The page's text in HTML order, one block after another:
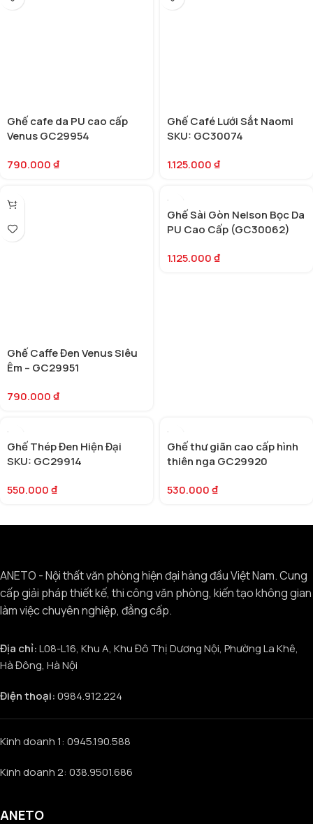
Ghế cafe da PU cao cấp
Venus GC29954
790.000₫
Ghế Café Lưới Sắt Naomi
SKU: GC30074
1.125.000₫
Ghế Caffe Đen Venus Siêu
Êm – GC29951
790.000₫
Ghế Sài Gòn Nelson Bọc Da
PU Cao Cấp (GC30062)
1.125.000₫
Ghế Thép Đen Hiện Đại
SKU: GC29914
550.000₫
Ghế thư giãn cao cấp hình
thiên nga GC29920
530.000₫
ANETO - Nội thất văn phòng hiện đại hàng đầu Việt Nam. Cung
cấp giải pháp thiết kế, thi công văn phòng, kiến tạo không gian
làm việc chuyên nghiệp, đẳng cấp.
Địa chỉ:L08-L16, Khu A, Khu Đô Thị Dương Nội, Phường La Khê,
Hà Đông, Hà Nội
Điện thoại:0984.912.224
Kinh doanh 1: 0945.190.588
Kinh doanh 2: 038.9501.686
ANETO